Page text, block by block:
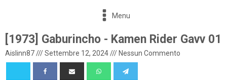
Menu
[1973] Gaburincho - Kamen Rider Gavv 01
Aislinn87///Settembre 12, 2024/// Nessun Commento